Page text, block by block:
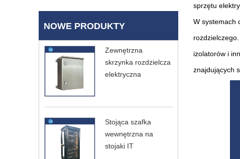
NOWE PRODUKTY
Zewnętrzna
skrzynka rozdzielcza
elektryczna
Stojąca szafka
wewnętrzna na
stojaki IT
sprzętu
W systemach
izolatorów i
znajdujących